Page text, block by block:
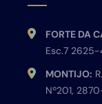
FORTE DA
Esc.7 2625-
MONTIJO:
Nº201,